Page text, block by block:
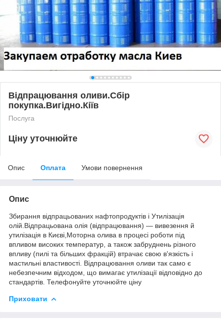
Відпрацювання оливи.Сбір
покупка.Вигідно.Кіїв
Послуга
Ціну уточнюйте
Опис Оплата Умови повернення
Опис
Збирання відпрацьованих нафтопродуктів і Утилізація
олій.Відпрацьована олія (відпрацювання) — вивезення й
утилізація в Києві,Моторна олива в процесі роботи під
впливом високих температур, а також забруднень різного
впливу (пилі та більших фракцій) втрачає свою в'язкість і
мастильні властивості. Відпрацювання оливи так само є
небезпечним відходом, що вимагає утилізації відповідно до
стандартів. Телефонуйте уточнюйте ціну
Приховати